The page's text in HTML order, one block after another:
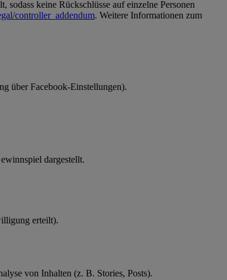
keine Rückschlüsse auf einzelne Personen
controller_addendum. Weitere Informationen zum
über Facebook-Einstellungen).
dargestellt.
erteilt).
von Inhalten (z. B. Stories, Posts).